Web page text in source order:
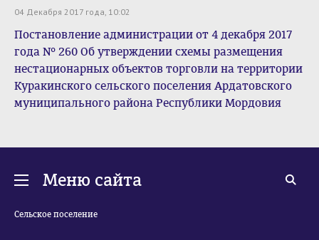
04 Декабря 2017 года, 10:02
Постановление администрации от 4 декабря 2017
года № 260 Об утверждении схемы размещения
нестационарных объектов торговли на территории
Куракинского сельского поселения Ардатовского
муниципального района Республики Мордовия
Меню сайта
Сельское поселение